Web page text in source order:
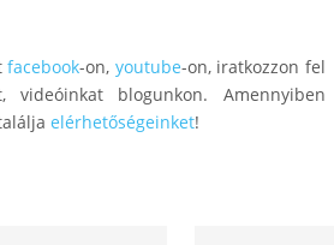
facebook-on, youtube-on, iratkozzon fel
videóinkat blogunkon. Amennyiben
elérhetőségeinket!